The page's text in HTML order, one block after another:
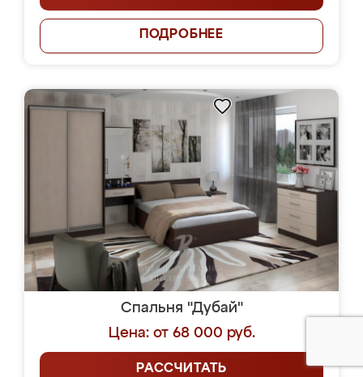
ПОДРОБНЕЕ
Спальня "Дубай"
Цена: от 68 000 руб.
РАССЧИТАТЬ